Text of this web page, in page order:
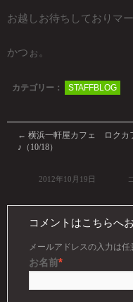
お越しお待ちしておりマ
かつぉ。
カテゴリー： STAFFBLOG
← 横浜一軒屋カフェ ロク
♪（10/18）
2012年10月19日
コメントはこちらへ
メールアドレスの入力は任
お名前*